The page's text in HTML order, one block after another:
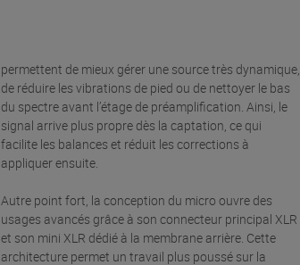
permettent de mieux gérer une source très dynamique,
de réduire les vibrations de pied ou de nettoyer le bas
du spectre avant l’étage de préamplification. Ainsi, le
signal arrive plus propre dès la captation, ce qui
facilite les balances et réduit les corrections à
appliquer ensuite.
Autre point fort, la conception du micro ouvre des
usages avancés grâce à son connecteur principal XLR
et son mini XLR dédié à la membrane arrière. Cette
architecture permet un travail plus poussé sur la